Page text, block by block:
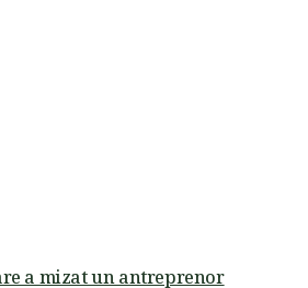
a mizat un antreprenor